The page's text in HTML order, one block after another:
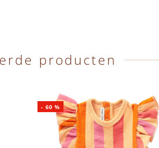
producten
-60 %